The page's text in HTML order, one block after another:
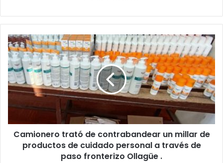
Camionero trató de contrabandear un millar de
productos de cuidado personal a través de
paso fronterizo Ollagüe .